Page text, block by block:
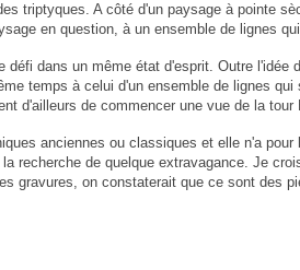
triptyques. A côté d'un paysage à pointe
en question, à un ensemble de lignes
défi dans un même état d'esprit. Outre
temps à celui d'un ensemble de lignes
d'ailleurs de commencer une vue de la
anciennes ou classiques et elle n'a
recherche de quelque extravagance. Je
gravures, on constaterait que ce sont des